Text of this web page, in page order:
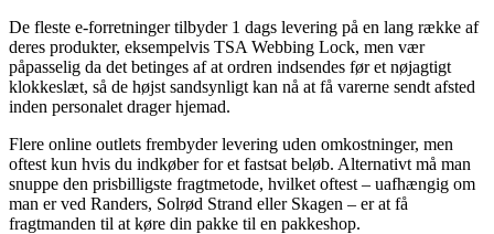
De fleste e-forretninger tilbyder 1 dags levering på en lang række af
deres produkter, eksempelvis TSA Webbing Lock, men vær
påpasselig da det betinges af at ordren indsendes før et nøjagtigt
klokkeslæt, så de højst sandsynligt kan nå at få varerne sendt afsted
inden personalet drager hjemad.
Flere online outlets frembyder levering uden omkostninger, men
oftest kun hvis du indkøber for et fastsat beløb. Alternativt må man
snuppe den prisbilligste fragtmetode, hvilket oftest – uafhængig om
man er ved Randers, Solrød Strand eller Skagen – er at få
fragtmanden til at køre din pakke til en pakkeshop.